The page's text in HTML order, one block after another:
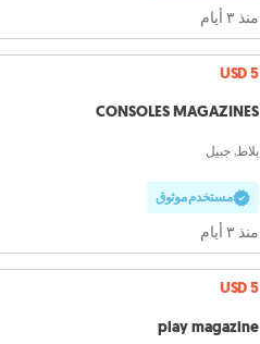
منذ ٣ أيام
USD 5
CONSOLES MAGAZINES
بلاط, جبيل
مستخدم موثوق
منذ ٣ أيام
USD 5
play magazine